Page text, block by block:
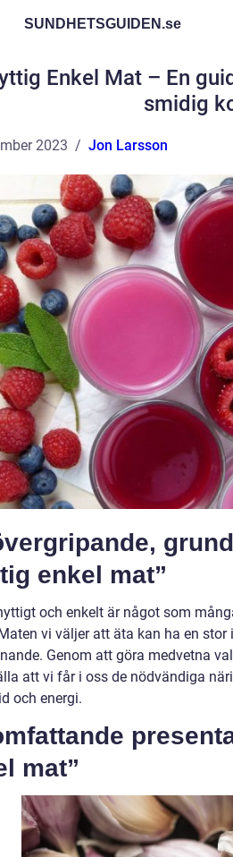
SUNDHETSGUIDEN.se
Enkel Mat – En
smidig
2023 Jon Larsson
enkel mat”
och enkelt är något som
vi väljer att äta kan ha en stor
Genom att göra medvetna
att vi får i oss de nödvändiga
och energi.
mat”